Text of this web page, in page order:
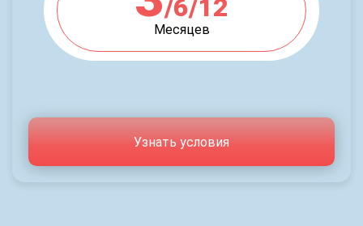
/6/12
Месяцев
Узнать условия